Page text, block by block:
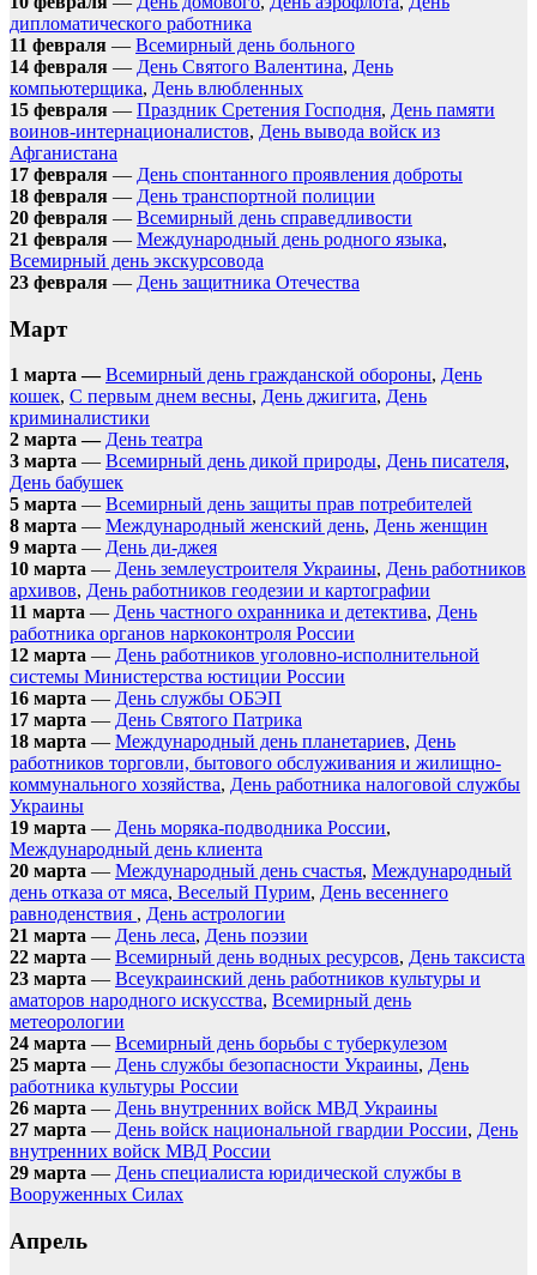
дипломатического работника
11 февраля — Всемирный день больного
14 февраля — День Святого Валентина, День
компьютерщика, День влюбленных
15 февраля — Праздник Сретения Господня, День памяти
воинов-интернационалистов, День вывода войск из
Афганистана
17 февраля — День спонтанного проявления доброты
18 февраля — День транспортной полиции
20 февраля — Всемирный день справедливости
21 февраля — Международный день родного языка,
Всемирный день экскурсовода
23 февраля — День защитника Отечества
Март
1 марта —Всемирный день гражданской обороны, День
кошек, С первым днем весны, День джигита, День
криминалистики
2 марта — День театра
3 марта — Всемирный день дикой природы, День писателя,
День бабушек
5 марта — Всемирный день защиты прав потребителей
8 марта — Международный женский день, День женщин
9 марта — День ди-джея
10 марта — День землеустроителя Украины, День работников
архивов, День работников геодезии и картографии
11 марта — День частного охранника и детектива, День
работника органов наркоконтроля России
12 марта — День работников уголовно-исполнительной
системы Министерства юстиции России
16 марта — День службы ОБЭП
17 марта — День Святого Патрика
18 марта — Международный день планетариев, День
работников торговли, бытового обслуживания и жилищно-
коммунального хозяйства, День работника налоговой службы
Украины
19 марта — День моряка-подводника России,
Международный день клиента
20 марта — Международный день счастья, Международный
день отказа от мяса, Веселый Пурим, День весеннего
равноденствия , День астрологии
21 марта — День леса, День поэзии
22 марта — Всемирный день водных ресурсов, День таксиста
23 марта — Всеукраинский день работников культуры и
аматоров народного искусства, Всемирный день
метеорологии
24 марта — Всемирный день борьбы с туберкулезом
25 марта — День службы безопасности Украины, День
работника культуры России
26 марта — День внутренних войск МВД Украины
27 марта — День войск национальной гвардии России, День
внутренних войск МВД России
29 марта — День специалиста юридической службы в
Вооруженных Силах
Апрель